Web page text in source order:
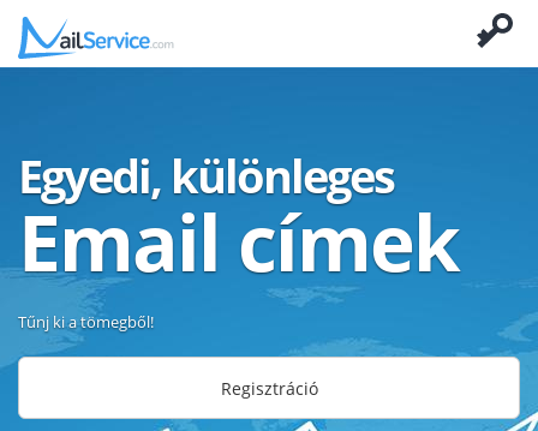
Egyedi, különleges
Email címek
Tűnj ki a tömegből!
Regisztráció